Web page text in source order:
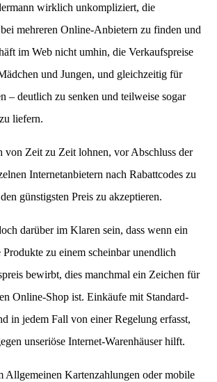
wirklich unkompliziert, die
bei mehreren Online-Anbietern zu finden und
im Web nicht umhin, die Verkaufspreise
und Jungen, und gleichzeitig für
– deutlich zu senken und teilweise sogar
liefern.
von Zeit zu Zeit lohnen, vor Abschluss der
Internetanbietern nach Rabattcodes zu
günstigsten Preis zu akzeptieren.
darüber im Klaren sein, dass wenn ein
zu einem scheinbar unendlich
bewirbt, dies manchmal ein Zeichen für
Online-Shop ist. Einkäufe mit Standard-
in jedem Fall von einer Regelung erfasst,
unseriöse Internet-Warenhäuser hilft.
Allgemeinen Kartenzahlungen oder mobile